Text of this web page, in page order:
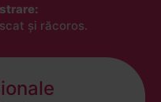
și răcoros.